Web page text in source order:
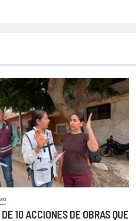
DE 10 ACCIONES DE OBRAS QUE